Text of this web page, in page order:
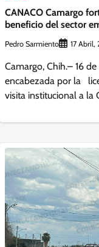
CANACO Camargo
beneficio del sector
Pedro Sarmiento 17 Abril,
Camargo, Chih.– 16
encabezada por la
visita institucional a la